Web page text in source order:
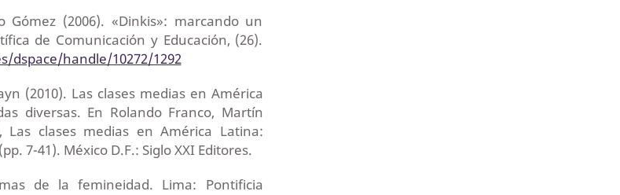
Gómez (2006). «Dinkis»: marcando un
de Comunicación y Educación, (26).
dspace/handle/10272/1292
(2010). Las clases medias en América
diversas. En Rolando Franco, Martín
clases medias en América Latina:
7-41). México D.F.: Siglo XXI Editores.
de la femineidad. Lima: Pontificia